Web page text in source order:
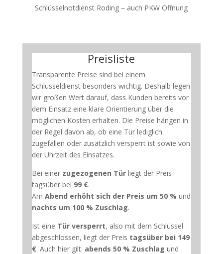
Schlüsselnotdienst Roding – auch PKW Öffnung
Preisliste
Transparente Preise sind bei einem
Schlüsseldienst besonders wichtig. Deshalb legen
wir großen Wert darauf, dass Kunden bereits vor
dem Einsatz eine klare Orientierung über die
möglichen Kosten erhalten. Die Preise hängen in
der Regel davon ab, ob eine Tür lediglich
zugefallen oder zusätzlich versperrt ist sowie von
der Uhrzeit des Einsatzes.
Bei einer zugezogenen Türliegt der Preis
tagsüber bei 99 €.
Am Abend erhöht sich der Preis um 50 % und
nachts um 100 % Zuschlag.
Ist eine Tür versperrt, also mit dem Schlüssel
abgeschlossen, liegt der Preis tagsüber bei 149
€. Auch hier gilt: abends 50 % Zuschlag und